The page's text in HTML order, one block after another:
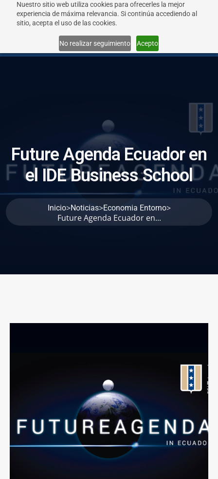
Nuestro sitio web utiliza cookies para ofrecerles la mejor
experiencia de máxima relevancia. Si continúa accediendo al
sitio, acepta el uso de las cookies.
No realizar seguimiento Acepto
Future AgendaEcuador en
el IDEBusinessSchool
Inicio>Noticias>Economia Entorno>
Future Agenda Ecuador en...